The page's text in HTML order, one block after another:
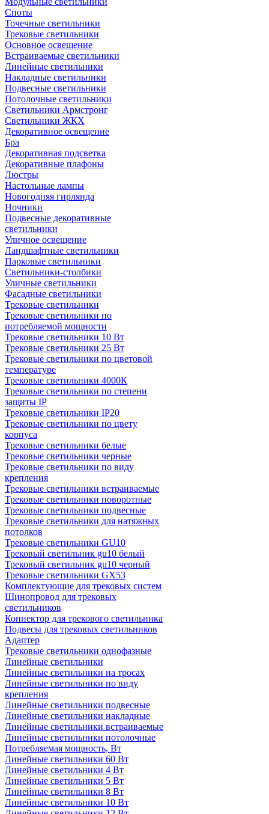
Споты
Точечные светильники
Трековые светильники
Основное освещение
Встраиваемые светильники
Линейные светильники
Накладные светильники
Подвесные светильники
Потолочные светильники
Светильники Армстронг
Светильники ЖКХ
Декоративное освещение
Бра
Декоративная подсветка
Декоративные плафоны
Люстры
Настольные лампы
Новогодняя гирлянда
Ночники
Подвесные декоративные
светильники
Уличное освещение
Ландшафтные светильники
Парковые светильники
Светильники-столбики
Уличные светильники
Фасадные светильники
Трековые светильники
Трековые светильники по
потребляемой мощности
Трековые светильники 10 Вт
Трековые светильники 25 Вт
Трековые светильники по цветовой
температуре
Трековые светильники 4000К
Трековые светильники по степени
защиты IP
Трековые светильники IP20
Трековые светильники по цвету
корпуса
Трековые светильники белые
Трековые светильники черные
Трековые светильники по виду
крепления
Трековые светильники встраиваемые
Трековые светильники поворотные
Трековые светильники подвесные
Трековые светильники для натяжных
потолков
Трековые светильники GU10
Трековый светильник gu10 белый
Трековый светильник gu10 черный
Трековые светильники GX53
Комплектующие для трековых систем
Шинопровод для трековых
светильников
Коннектор для трекового светильника
Подвесы для трековых светильников
Адаптер
Трековые светильники однофазные
Линейные светильники
Линейные светильники на тросах
Линейные светильники по виду
крепления
Линейные светильники подвесные
Линейные светильники накладные
Линейные светильники встраиваемые
Линейные светильники потолочные
Потребляемая мощность, Вт
Линейные светильники 60 Вт
Линейные светильники 4 Вт
Линейные светильники 5 Вт
Линейные светильники 8 Вт
Линейные светильники 10 Вт